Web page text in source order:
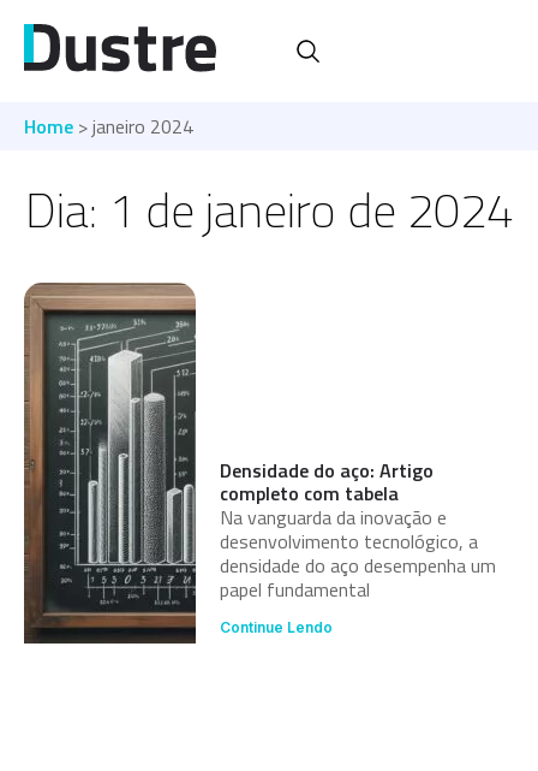
Home > janeiro 2024
Dia: 1 de janeiro de 2024
Densidade do aço: Artigo
completo com tabela
Na vanguarda da inovação e
desenvolvimento tecnológico, a
densidade do aço desempenha um
papel fundamental
Continue Lendo